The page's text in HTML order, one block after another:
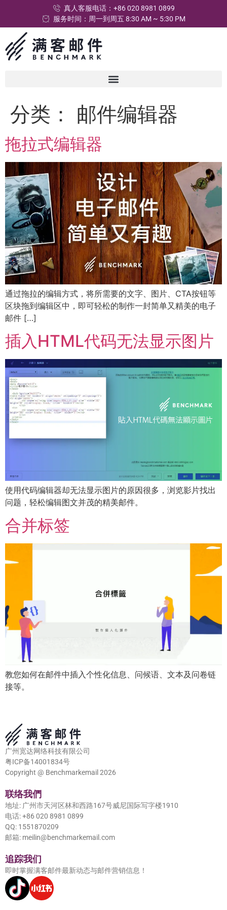
真人客服电话：+86 020 8981 0899
服务时间：周一到周五 8:30 AM ~ 5:30 PM
分类： 邮件编辑器
拖拉式编辑器
通过拖拉的编辑方式，将所需要的文字、图片、CTA按钮等
区块拖到编辑区中，即可轻松的制作一封简单又精美的电子
邮件 […]
插入HTML代码无法显示图片
使用代码编辑器却无法显示图片的原因很多，浏览影片找出
问题，轻松编辑图文并茂的精美邮件。
合并标签
教您如何在邮件中插入个性化信息、问候语、文本及问卷链
接等。
广州宽达网络科技有限公司
粤ICP备14001834号
Copyright @ Benchmarkemail 2026
联络我們
地址: 广州市天河区林和西路167号威尼国际写字楼1910
电话: +86 020 8981 0899
QQ: 1551870209
邮箱: meilin@benchmarkemail.com
追踪我们
即时掌握满客邮件最新动态与邮件营销信息！